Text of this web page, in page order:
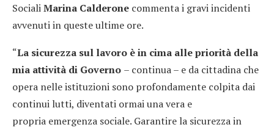
SocialiMarina Calderone commenta i gravi incidenti
avvenuti in queste ultime ore.
“La sicurezza sul lavoro è in cima alle priorità della
mia attività di Governo – continua – e da cittadina che
opera nelle istituzioni sono profondamente colpita dai
continui lutti, diventati ormai una vera e
propria emergenza sociale. Garantire la sicurezza in